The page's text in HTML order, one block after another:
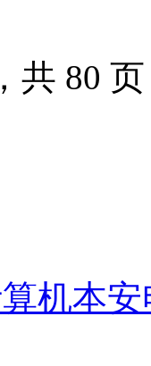
共 80 页
机本